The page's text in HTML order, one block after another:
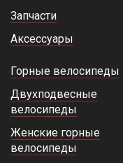
Запчасти
Аксессуары
Горные велосипеды
Двухподвесные
велосипеды
Женские горные
велосипеды